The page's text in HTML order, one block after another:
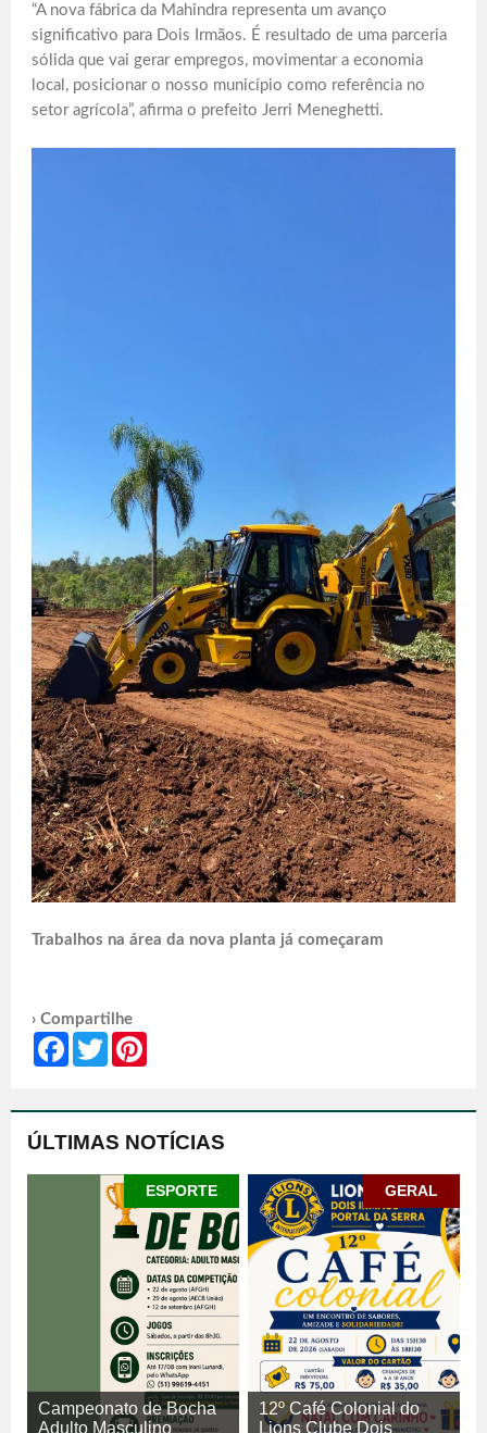
“A nova fábrica da Mahindra representa um avanço
significativo para Dois Irmãos. É resultado de uma parceria
sólida que vai gerar empregos, movimentar a economia
local, posicionar o nosso município como referência no
setor agrícola”, afirma o prefeito Jerri Meneghetti.
Trabalhos na área da nova planta já começaram
› Compartilhe
Facebook
Twitter
ÚLTIMAS NOTÍCIAS
ESPORTE
Campeonato de Bocha
Adulto Masculino
GERAL
12º Café Colonial do
Lions Clube Dois